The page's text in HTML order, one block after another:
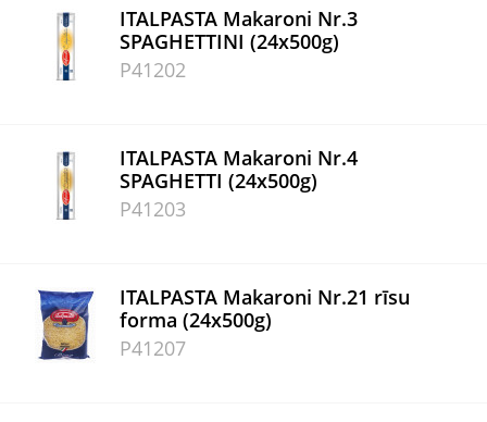
ITALPASTA Makaroni Nr.3
SPAGHETTINI (24x500g)
P41202
ITALPASTA Makaroni Nr.4
SPAGHETTI (24x500g)
P41203
ITALPASTA Makaroni Nr.21 rīsu
forma (24x500g)
P41207